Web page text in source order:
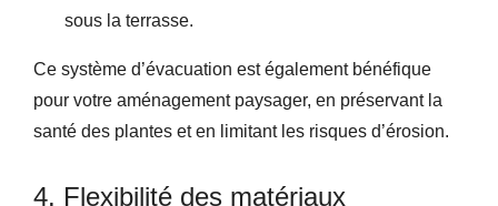
sous la terrasse.
Ce système d’évacuation est également bénéfique
pour votre aménagement paysager, en préservant la
santé des plantes et en limitant les risques d’érosion.
4. Flexibilité des matériaux